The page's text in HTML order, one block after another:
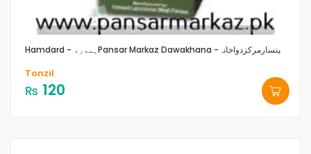
Hamdard - ہمدرد Pansar Markaz Dawakhana -پنسارمرکزدواخانہ
Tonzil
₨ 120